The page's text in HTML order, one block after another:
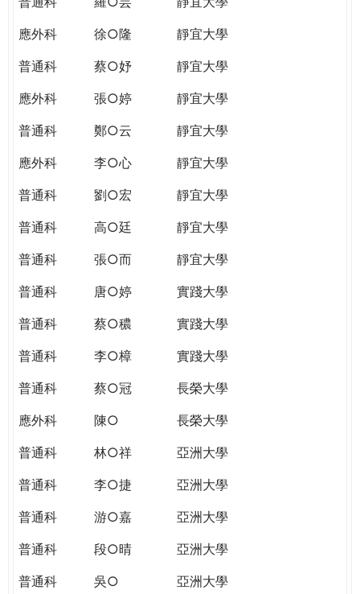
應外科
徐○隆
靜宜大學
普通科
蔡○妤
靜宜大學
應外科
張○婷
靜宜大學
普通科
鄭○云
靜宜大學
應外科
李○心
靜宜大學
普通科
劉○宏
靜宜大學
普通科
高○廷
靜宜大學
普通科
張○而
靜宜大學
普通科
唐○婷
實踐大學
普通科
蔡○穠
實踐大學
普通科
李○樟
實踐大學
普通科
蔡○冠
長榮大學
應外科
陳○
長榮大學
普通科
林○祥
亞洲大學
普通科
李○捷
亞洲大學
普通科
游○嘉
亞洲大學
普通科
段○晴
亞洲大學
普通科
吳○ 亞洲大學